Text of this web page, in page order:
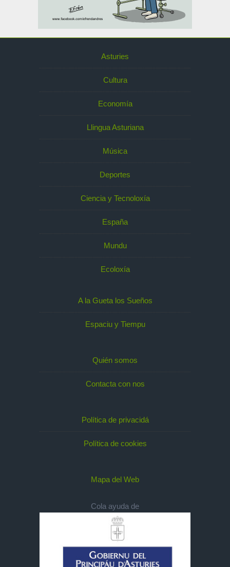
Asturies
Cultura
Economía
Llingua Asturiana
Música
Deportes
Ciencia y Tecnoloxía
España
Mundu
Ecoloxía
A la Gueta los Sueños
Espaciu y Tiempu
Quién somos
Contacta con nos
Política de privacidá
Política de cookies
Mapa del Web
Cola ayuda de